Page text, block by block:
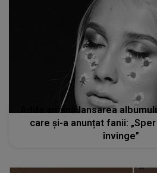
Adda amână lansarea
care și-a anunțat fanii:
învinge”